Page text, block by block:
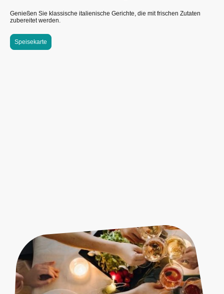
Genießen Sie klassische italienische Gerichte, die mit frischen Zutaten
zubereitet werden.
Speisekarte